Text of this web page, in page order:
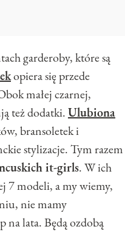
garderoby, które są
opiera się przede
małej czarnej,
też dodatki.Ulubiona
bransoletek i
stylizacje. Tym razem
it-girls. W ich
7 modeli, a my wiemy,
nie mamy
na lata. Będą ozdobą